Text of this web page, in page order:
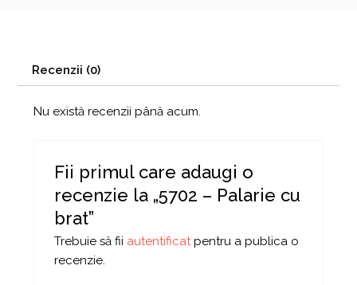
Recenzii (0)
Nu există recenzii până acum.
Fii primul care adaugi o
recenzie la „5702 – Palarie cu
brat”
Trebuie să fii autentificatpentru a publica o
recenzie.